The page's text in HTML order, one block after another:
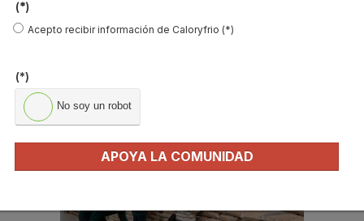
Enviar
LO MÁS VISTO
(*)
Acepto recibir información de Caloryfrio (*)
(*)
No soy un robot
APOYA LA COMUNIDAD